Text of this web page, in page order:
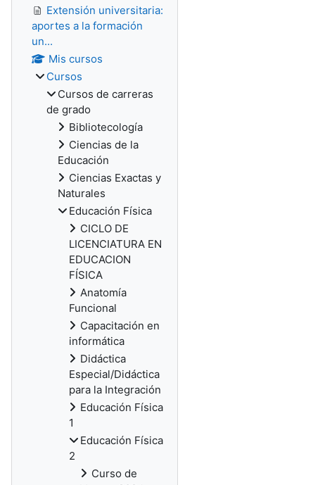
Extensión universitaria:
aportes a la formación
un...
Mis cursos
Cursos
Cursos de carreras
de grado
Bibliotecología
Ciencias de la
Educación
Ciencias Exactas y
Naturales
Educación Física
CICLO DE
LICENCIATURA EN
EDUCACION
FÍSICA
Anatomía
Funcional
Capacitación en
informática
Didáctica
Especial/Didáctica
para la Integración
Educación Física
1
Educación Física
2
Curso de